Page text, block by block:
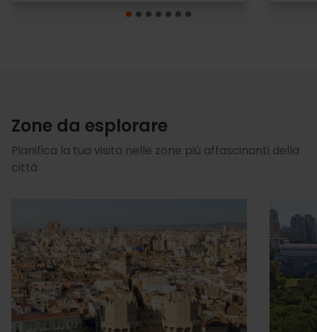
Zone da esplorare
Pianifica la tua visita nelle zone più affascinanti della
città